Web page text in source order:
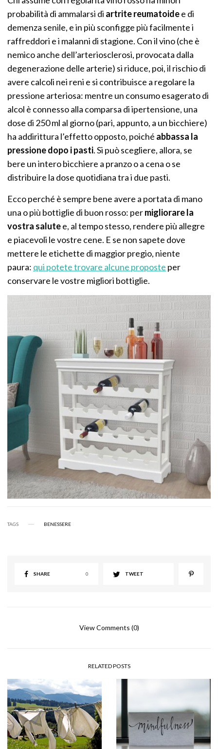
probabilità di ammalarsi di artrite reumatoidee di
demenza senile, e in più sconfigge più facilmente i
raffreddori e i malanni di stagione. Con il vino (che è
nemico anche dell’arteriosclerosi, provocata dalla
degenerazione delle arterie) si riduce, poi, il rischio di
avere calcoli nei reni e si contribuisce a regolare la
pressione arteriosa: mentre un consumo esagerato di
alcol è connesso alla comparsa di ipertensione, una
dose di 250 ml al giorno (pari, appunto, a un bicchiere)
ha addirittura l’effetto opposto, poiché abbassa la
pressione dopo i pasti. Si può scegliere, allora, se
bere un intero bicchiere a pranzo o a cena o se
distribuire la dose quotidiana tra i due pasti.
Ecco perché è sempre bene avere a portata di mano
una o più bottiglie di buon rosso: permigliorare la
vostra salutee, al tempo stesso, rendere più allegre
e piacevoli le vostre cene. E se non sapete dove
mettere le etichette di maggior pregio, niente
paura: qui potete trovare alcune proposte per
conservare le vostre migliori bottiglie.
TAGS BENESSERE
SHARE 0 TWEET
View Comments (0)
RELATED POSTS